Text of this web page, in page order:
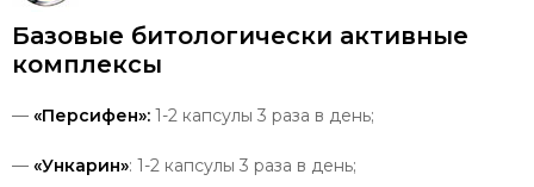
Базовые битологически активные
комплексы
— «Персифен»: 1-2 капсулы 3 раза в день;
— «Ункарин»: 1-2 капсулы 3 раза в день;